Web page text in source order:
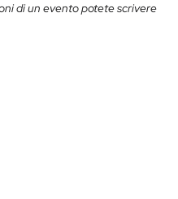
di un evento potete scrivere